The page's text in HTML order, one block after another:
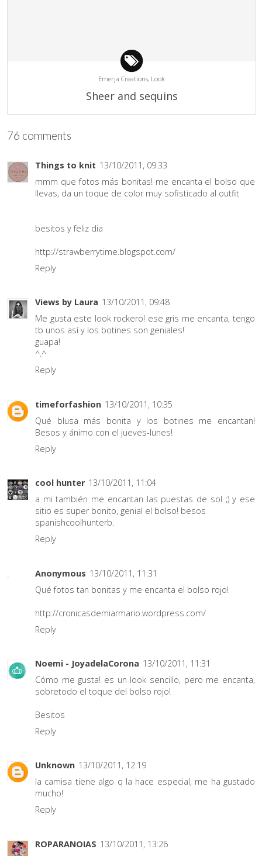
Emerja Creations, Look
Sheer and sequins
76 comments
Things to knit 13/10/2011, 09:33
mmm que fotos más bonitas! me encanta el bolso que
llevas, da un toque de color muy sofisticado al outfit
besitos y feliz dia
http://strawberrytime.blogspot.com/
Reply
Views by Laura 13/10/2011, 09:48
Me gusta este look rockero! ese gris me encanta, tengo
tb unos así y los botines son geniales!
guapa!
^.^
Reply
timeforfashion 13/10/2011, 10:35
Qué blusa más bonita y los botines me encantan!
Besos y ánimo con el jueves-lunes!
Reply
cool hunter 13/10/2011, 11:04
a mi también me encantan las puestas de sol ;) y ese
sitio es super bonito, genial el bolso! besos
spanishcoolhunterb.
Reply
Anonymous 13/10/2011, 11:31
Qué fotos tan bonitas y me encanta el bolso rojo!
http://cronicasdemiarmario.wordpress.com/
Reply
Noemi - JoyadelaCorona 13/10/2011, 11:31
Cómo me gusta! es un look sencillo, pero me encanta,
sobretodo el toque del bolso rojo!
Besitos
Reply
Unknown 13/10/2011, 12:19
la camisa tiene algo q la hace especial, me ha gustado
mucho!
Reply
ROPARANOIAS 13/10/2011, 13:26